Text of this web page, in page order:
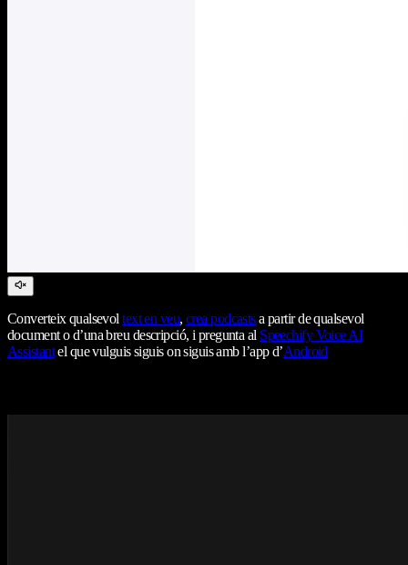
Converteix qualsevoltext en veu, crea podcastsa partir de qualsevol
document o d’una breu descripció, i pregunta al Speechify Voice AI
Assistantel que vulguis siguis on siguis amb l’app d’Android